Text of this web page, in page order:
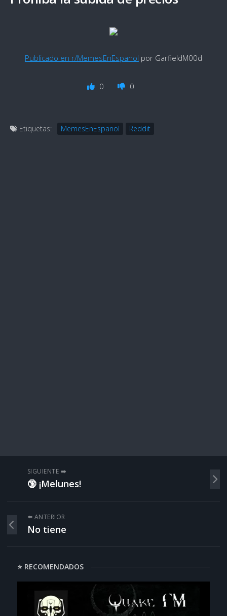
Publicado en r/MemesEnEspanol por GarfieldM00d
0 0
Etiquetas: MemesEnEspanol Reddit
SIGUIENTE ➡️
🔞 ¡Melunes!
⬅️ ANTERIOR
No tiene
⭐ RECOMENDADOS